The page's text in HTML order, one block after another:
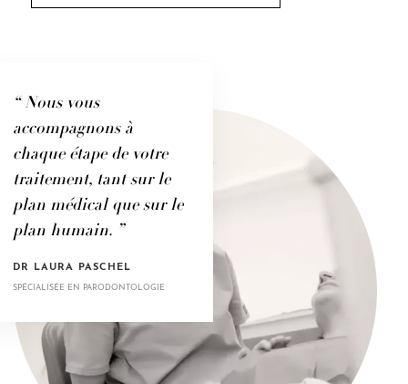
“ Nous vous
accompagnons à
chaque étape de votre
traitement, tant sur le
plan médical que sur le
plan humain. ”
DR LAURA PASCHEL
SPÉCIALISÉE EN PARODONTOLOGIE